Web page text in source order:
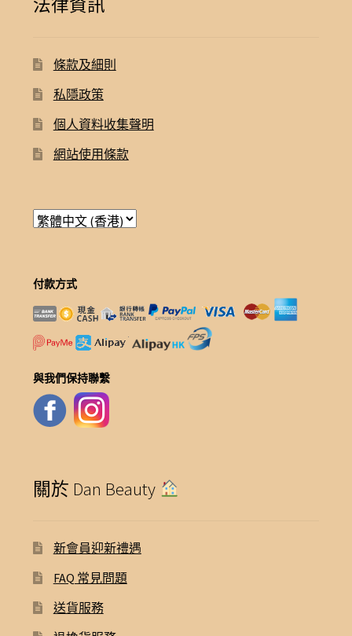
法律資訊
條款及細則
私隱政策
個人資料收集聲明
網站使用條款
付款方式
與我們保持聯繫
關於 Dan Beauty
新會員迎新禮遇
FAQ 常見問題
送貨服務